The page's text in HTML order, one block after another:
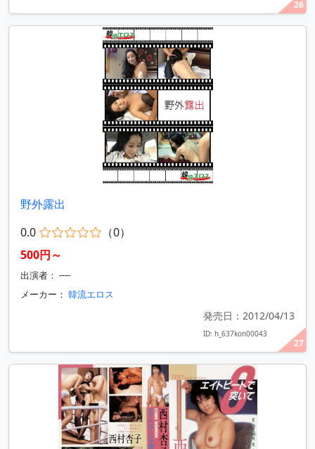
26
27
野外露出
0.0
（0）
500円～
出演者： ----
メーカー： 韓流エロス
発売日：2012/04/13
ID: h_637kon00043